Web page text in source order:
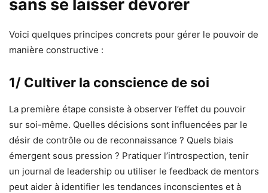
sans se laisser dévorer
Voici quelques principes concrets pour gérer le pouvoir de
manière constructive :
1/ Cultiver la conscience de soi
La première étape consiste à observer l’effet du pouvoir
sur soi-même. Quelles décisions sont influencées par le
désir de contrôle ou de reconnaissance ? Quels biais
émergent sous pression ? Pratiquer l’introspection, tenir
un journal de leadership ou utiliser le feedback de mentors
peut aider à identifier les tendances inconscientes et à